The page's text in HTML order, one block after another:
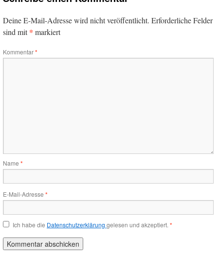
Deine E-Mail-Adresse wird nicht veröffentlicht. Erforderliche Felder
sind mit* markiert
Kommentar*
Name *
E-Mail-Adresse *
Ich habe die Datenschutzerklärung gelesen und akzeptiert. *